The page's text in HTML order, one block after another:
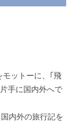
モットーに、｢飛
手に国内外へで
内外の旅行記を